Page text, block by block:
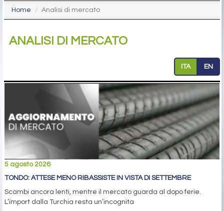
Home Analisi di mercato
ANALISI DI MERCATO
ITA EN
5 agosto 2026
TONDO: ATTESE MENO RIBASSISTE IN VISTA DI SETTEMBRE
Scambi ancora lenti, mentre il mercato guarda al dopo ferie.
L’import dalla Turchia resta un’incognita